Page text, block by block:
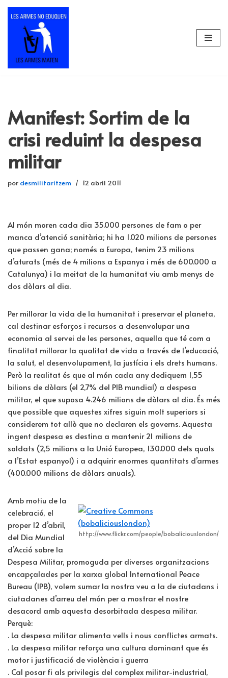
Saltar
contenido
Manifest: Sortim de la
crisi reduint la despesa
militar
por desmilitaritzem 12 abril 2011
Al món moren cada dia 35.000 persones de fam o per
manca d’atenció sanitària; hi ha 1.020 milions de persones
que passen gana; només a Europa, tenim 23 milions
d’aturats (més de 4 milions a Espanya i més de 600.000 a
Catalunya) i la meitat de la humanitat viu amb menys de
dos dòlars al dia.
Per millorar la vida de la humanitat i preservar el planeta,
cal destinar esforços i recursos a desenvolupar una
economia al servei de les persones, aquella que té com a
finalitat millorar la qualitat de vida a través de l’educació,
la salut, el desenvolupament, la justícia i els drets humans.
Però la realitat és que al món cada any dediquem 1,55
bilions de dòlars (el 2,7% del PIB mundial) a despesa
militar, el que suposa 4.246 milions de dòlars al dia. És més
que possible que aquestes xifres siguin molt superiors si
considerem tot allò que no declaren els governs. Aquesta
ingent despesa es destina a mantenir 21 milions de
soldats (2,5 milions a la Unió Europea, 130.000 dels quals
a l’Estat espanyol) i a adquirir enormes quantitats d’armes
(400.000 milions de dòlars anuals).
http://www.flickr.com/people/bobaliciouslondon/
Amb motiu de la
celebració, el
proper 12 d’abril,
del Dia Mundial
d’Acció sobre la
Despesa Militar, promoguda per diverses organitzacions
encapçalades per la xarxa global International Peace
Bureau (IPB), volem sumar la nostra veu a la de ciutadans i
ciutadanes d’arreu del món per a mostrar el nostre
desacord amb aquesta desorbitada despesa militar.
Perquè:
. La despesa militar alimenta vells i nous conflictes armats.
. La despesa militar reforça una cultura dominant que és
motor i justificació de violència i guerra
. Cal posar fi als privilegis del complex militar-industrial,